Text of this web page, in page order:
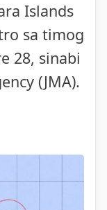
Islands
sa timog
28, sinabi
(JMA).